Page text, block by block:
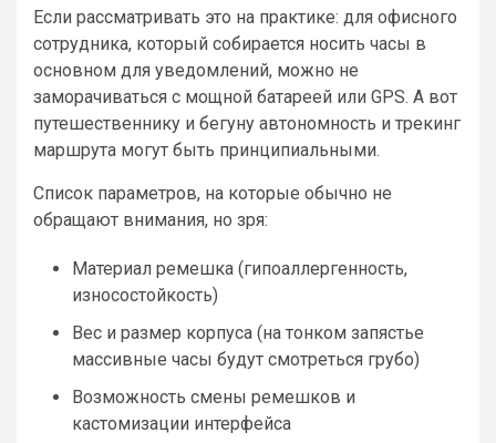
Если рассматривать это на практике: для офисного
сотрудника, который собирается носить часы в
основном для уведомлений, можно не
заморачиваться с мощной батареей или GPS. А вот
путешественнику и бегуну автономность и трекинг
маршрута могут быть принципиальными.
Список параметров, на которые обычно не
обращают внимания, но зря:
Материал ремешка (гипоаллергенность,
износостойкость)
Вес и размер корпуса (на тонком запястье
массивные часы будут смотреться грубо)
Возможность смены ремешков и
кастомизации интерфейса